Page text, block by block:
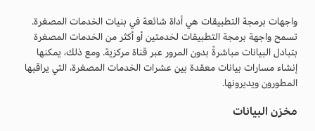
واجهات برمجة التطبيقات هي أداة شائعة في بنيات الخدمات المصغرة.
تسمح واجهة برمجة التطبيقات لخدمتين أو أكثر من الخدمات المصغرة
بتبادل البيانات مباشرةً بدون المرور عبر قناة مركزية. ومع ذلك، يمكنها
إنشاء مسارات بيانات معقدة بين عشرات الخدمات المصغرة، التي يراقبها
المطورون ويديرونها.
مخزن البيانات